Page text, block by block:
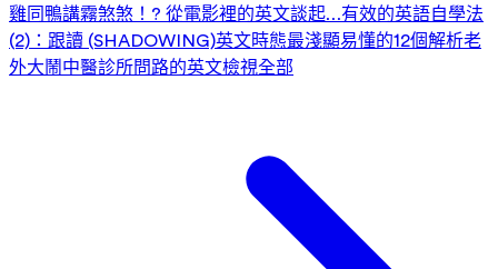
雞同鴨講霧煞煞！? 從電影裡的英文談起…有效的英語自學法
(2)：跟讀 (SHADOWING)英文時態最淺顯易懂的12個解析老
外大鬧中醫診所問路的英文檢視全部